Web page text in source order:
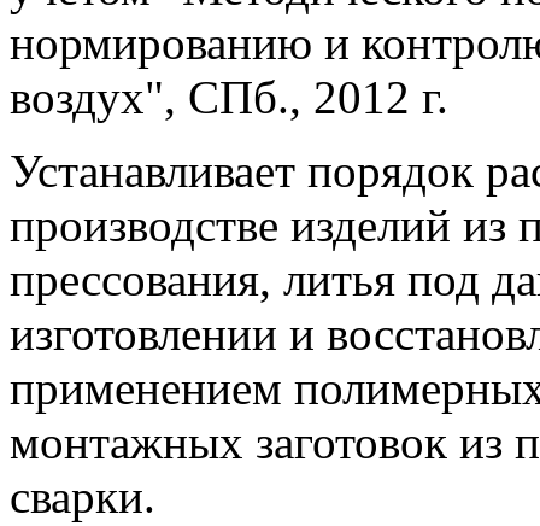
нормированию и
воздух", СПб., 2012 г.
Устанавливает порядок
производстве изделий из
прессования, литья под
изготовлении и
применением
монтажных заготовок из
сварки.